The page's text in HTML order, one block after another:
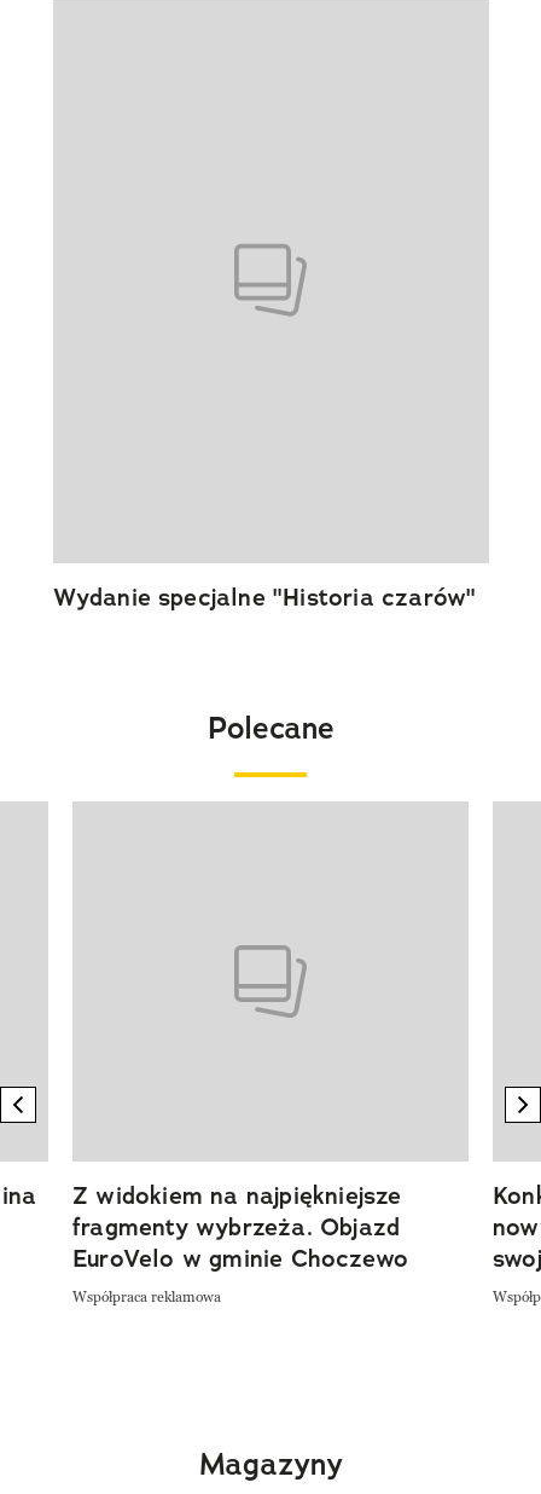
Wydanie specjalne "Historia czarów"
Polecane
previous element
Z widokiem na najpiękniejsze
fragmenty wybrzeża. Objazd
EuroVelo w gminie Choczewo
Współpraca reklamowa
Magazyny